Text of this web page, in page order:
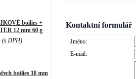
boilies +
12 mm 60 g
(s DPH)
boilies 18 mm
Kontaktní formulář
Jméno:
E-mail: